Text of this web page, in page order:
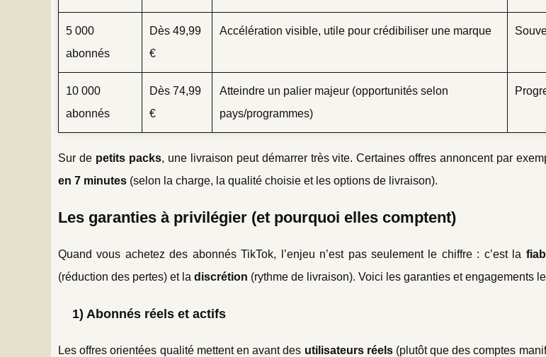
5 000
abonnés
Dès 49,99
€
Accélération visible, utile pour crédibiliser une marque
10 000
abonnés
Dès 74,99
€
Atteindre un palier majeur (opportunités selon
pays/programmes)
Sur de petits packs, une livraison peut démarrer très vite. Certaines offres annoncent par
en 7 minutes (selon la charge, la qualité choisie et les options de livraison).
Les garanties à privilégier (et pourquoi elles comptent)
Quand vous achetez des abonnés TikTok, l’enjeu n’est pas seulement le chiffre : c’est la
(réduction des pertes) et la discrétion (rythme de livraison). Voici les garanties et engagements
1) Abonnés réels et actifs
Les offres orientées qualité mettent en avant des utilisateurs réels(plutôt que des comptes